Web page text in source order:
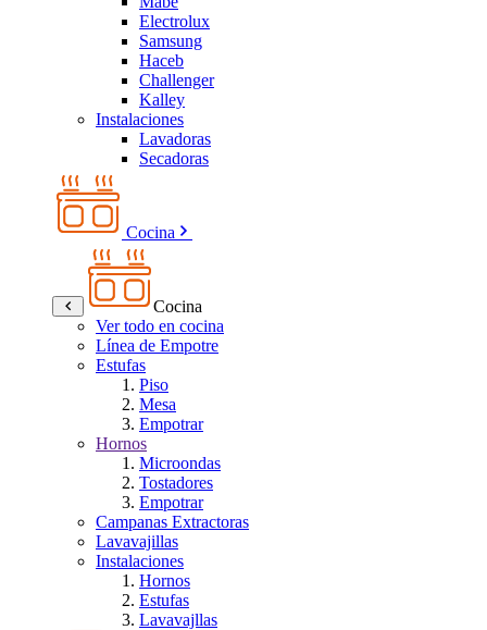
Electrolux
Samsung
Haceb
Challenger
Kalley
Instalaciones
Lavadoras
Secadoras
Cocina
Cocina
Ver todo en cocina
Línea de Empotre
Estufas
Piso
Mesa
Empotrar
Hornos
Microondas
Tostadores
Empotrar
Campanas Extractoras
Lavavajillas
Instalaciones
Hornos
Estufas
Lavavajllas